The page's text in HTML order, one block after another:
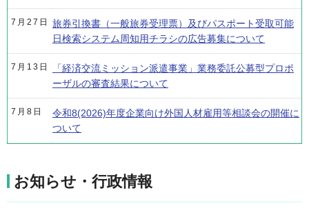
7月27日
旅券引換書（一般旅券受理票）及びパスポート受取可能
日検索システム周知用チラシの広告募集について
7月13日
「経済交流ミッション派遣事業」業務委託公募型プロポ
ーザルの審査結果について
7月8日
令和8(2026)年度企業向け外国人材雇用等相談会の開催に
ついて
お知らせ・行政情報